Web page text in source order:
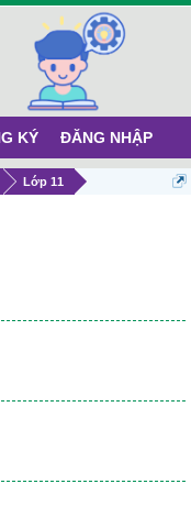
HỌCLớp 11
KÝ ĐĂNG NHẬP